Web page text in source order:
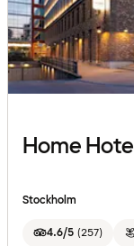
Home
Stockholm
4.6/5 (257)